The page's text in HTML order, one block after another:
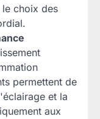
le choix des
permettent de
et la
aux